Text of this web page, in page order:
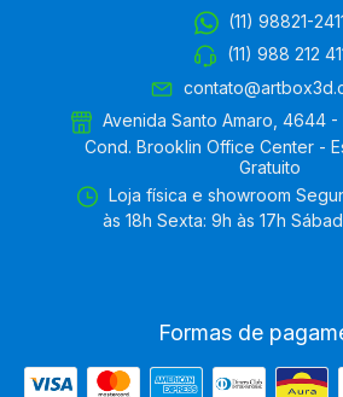
(11) 98821-
(11) 988 212
Avenida Santo Amaro, 4644
Cond. Brooklin Office Center -
Gratuito
Loja física e showroom
às 18h Sexta: 9h às 17h
Formas de